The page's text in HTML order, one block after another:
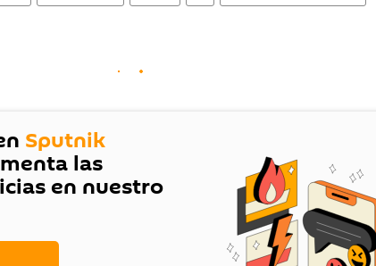
Sputnik
las
en nuestro